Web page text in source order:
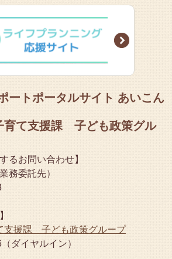
Next
ートポータルサイト あいこん
育て支援課 子ども政策グル
るお問い合わせ】
務委託先）
支援課 子ども政策グループ
ダイヤルイン）